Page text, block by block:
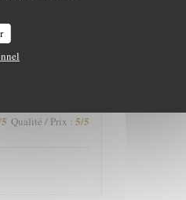
Qualité / Prix : 5/5